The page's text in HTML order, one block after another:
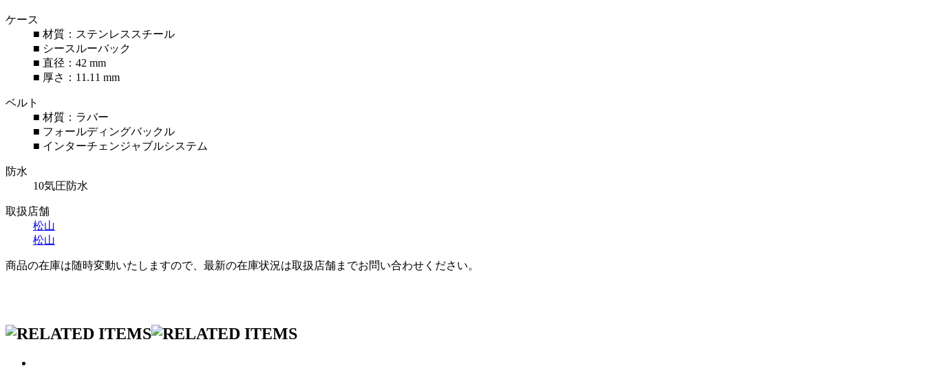
ケース
■ 材質：ステンレススチール
■ シースルーバック
■ 直径：42 mm
■ 厚さ：11.11 mm
ベルト
■ 材質：ラバー
■ フォールディングバックル
■ インターチェンジャブルシステム
防水
10気圧防水
取扱店舗
松山
松山
商品の在庫は随時変動いたしますので、最新の在庫状況は取扱店舗までお問い合わせください。